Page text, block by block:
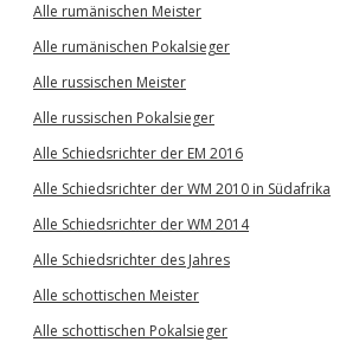
Alle rumänischen Meister
Alle rumänischen Pokalsieger
Alle russischen Meister
Alle russischen Pokalsieger
Alle Schiedsrichter der EM 2016
Alle Schiedsrichter der WM 2010 in Südafrika
Alle Schiedsrichter der WM 2014
Alle Schiedsrichter des Jahres
Alle schottischen Meister
Alle schottischen Pokalsieger